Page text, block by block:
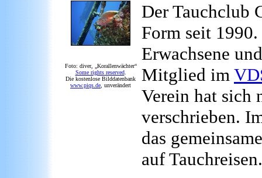
Foto: diver, „Korallenwächter“
Some rights reserved.
Die kostenlose Bilddatenbank
www.piqs.de , unverändert
Der Tauchclub
Form seit
Erwachsene
Mitglied im
Verein hat sich
verschrieben.
das
auf Tauchreisen.